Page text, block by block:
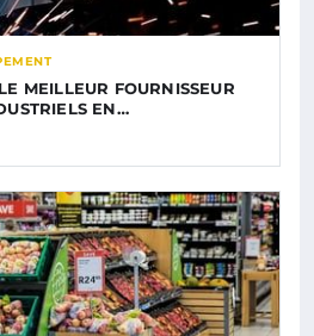
MEILLEUR FOURNISSEUR
EN…